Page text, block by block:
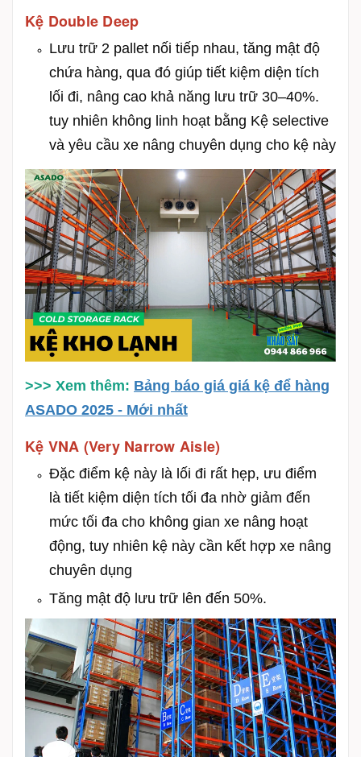
Kệ Double Deep
Lưu trữ 2 pallet nối tiếp nhau, tăng mật độ
chứa hàng, qua đó giúp tiết kiệm diện tích
lối đi, nâng cao khả năng lưu trữ 30–40%.
tuy nhiên không linh hoạt bằng Kệ selective
và yêu cầu xe nâng chuyên dụng cho kệ này
>>> Xem thêm: Bảng báo giá giá kệ để hàng
ASADO 2025 - Mới nhất
Kệ VNA (Very Narrow Aisle)
Đặc điểm kệ này là lối đi rất hẹp, ưu điểm
là tiết kiệm diện tích tối đa nhờ giảm đến
mức tối đa cho không gian xe nâng hoạt
động, tuy nhiên kệ này cần kết hợp xe nâng
chuyên dụng
Tăng mật độ lưu trữ lên đến 50%.